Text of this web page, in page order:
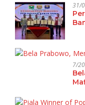
31/
7/